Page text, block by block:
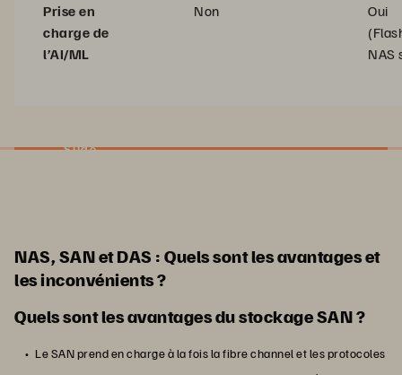
Prise en
charge de
l’AI/ML
Non
Oui
NAS
Slide
NAS, SAN et DAS : Quels sont les avantages et
les inconvénients ?
Quels sont les avantages du stockage SAN ?
Le SAN prend en charge à la fois la fibre channel et les protocoles